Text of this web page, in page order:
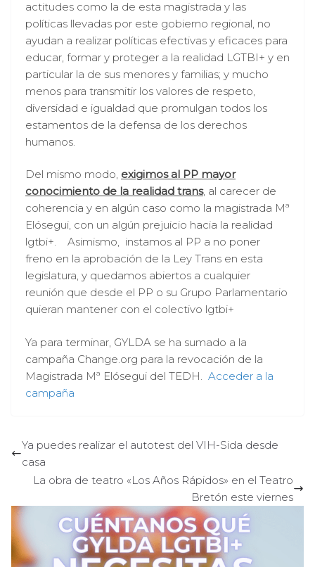
actitudes como la de esta magistrada y las
políticas llevadas por este gobierno regional, no
ayudan a realizar políticas efectivas y eficaces para
educar, formar y proteger a la realidad LGTBI+ y en
particular la de sus menores y familias; y mucho
menos para transmitir los valores de respeto,
diversidad e igualdad que promulgan todos los
estamentos de la defensa de los derechos
humanos.
Del mismo modo, exigimos al PP mayor
conocimiento de la realidad trans, al carecer de
coherencia y en algún caso como la magistrada Mª
Elósegui, con un algún prejuicio hacia la realidad
lgtbi+. Asimismo, instamos al PP a no poner
freno en la aprobación de la Ley Trans en esta
legislatura, y quedamos abiertos a cualquier
reunión que desde el PP o su Grupo Parlamentario
quieran mantener con el colectivo lgtbi+
Ya para terminar, GYLDA se ha sumado a la
campaña Change.org para la revocación de la
Magistrada Mª Elósegui del TEDH. Acceder a la
campaña
Ya puedes realizar el autotest del VIH-Sida desde
casa
La obra de teatro «Los Años Rápidos» en el Teatro
Bretón este viernes